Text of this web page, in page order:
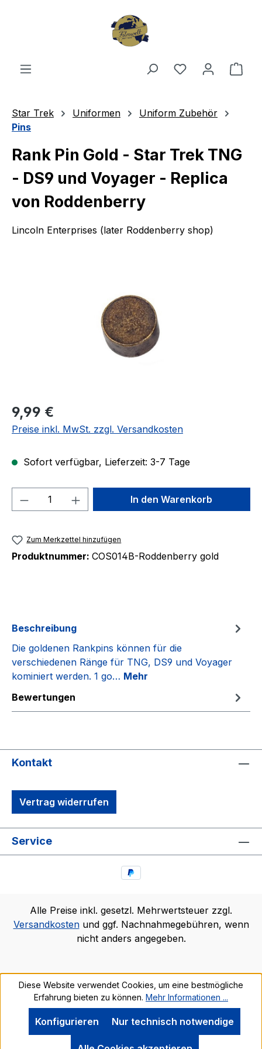
Du hast 0
Star Trek Uniformen
Uniform Zubehör
Pins
Rank Pin Gold - Star Trek TNG
- DS9 und Voyager - Replica
von Roddenberry
Lincoln Enterprises (later Roddenberry shop)
Regulärer Preis:
9,99 €
Preise inkl. MwSt. zzgl. Versandkosten
Sofort verfügbar, Lieferzeit: 3-7 Tage
Produkt Anzahl: Gib denIn den Warenkorb
Zum Merkzettel hinzufügen
Produktnummer: COS014B-Roddenberry gold
Beschreibung
Die goldenen Rankpins können für die
verschiedenen Ränge für TNG, DS9 und Voyager
kominiert werden. 1 go… Mehr
Bewertungen
Kontakt
Vertrag widerrufen
Service
Alle Preise inkl. gesetzl. Mehrwertsteuer zzgl.
Versandkostenund ggf. Nachnahmegebühren, wenn
nicht anders angegeben.
Diese Website verwendet Cookies, um eine bestmögliche
Erfahrung bieten zu können. Mehr Informationen ...
Nur technisch notwendige
Konfigurieren